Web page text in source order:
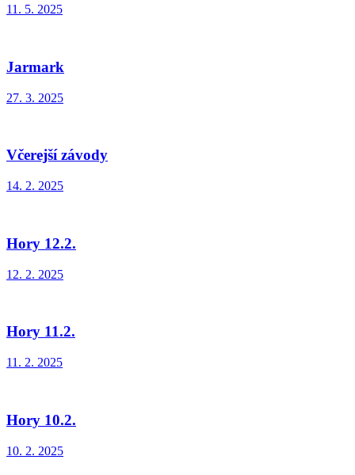
11. 5. 2025
Jarmark
27. 3. 2025
Včerejší závody
14. 2. 2025
Hory 12.2.
12. 2. 2025
Hory 11.2.
11. 2. 2025
Hory 10.2.
10. 2. 2025